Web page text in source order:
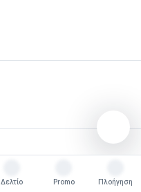
Δελτίο
Promo
Πλοήγηση